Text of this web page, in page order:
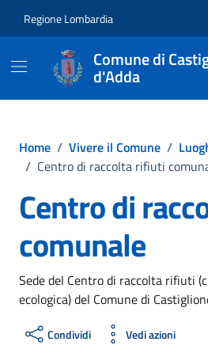
Regione Lombardia
Comune di
d'Adda
Home / Vivere il Comune /
/ Centro di raccolta rifiuti
Centro di
comunale
Sede del Centro di raccolta rifiuti
ecologica) del Comune di
Condividi Vedi azioni